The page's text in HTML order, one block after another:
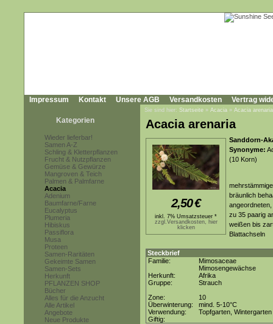
Impressum Kontakt Unsere AGB Versandkosten Vertrag
Kategorien
Wieder lieferbar!
Samen A-Z
Schling & Kletterpflanzen
Frucht & Nutzpflanzen
Gemüse & Gewürze
Mangroven & Teich
Palmen & Palmfarne
Acacia
Adenium
Baumfarne/Farne
Eucalyptus
Plumeria
Hibiskus
Passiflora
Musa
Proteen
Samen-Raritäten
Gekeimte Samen
Samen-Sets
Herkunft
PFLANZEN SHOP
Bücher
Alles für die Anzucht
Alle Artikel
Angebote
Neue Produkte
Sie sind hier: Startseite » Acacia » Acacia arenaria
Acacia arenaria
2,50€
inkl. 7% Umsatzsteuer *
zzgl.Versandkosten, hier
klicken
Sanddorn-
Synonyme:
(10 Korn)
bräunlich
zu 35 paarig
weißen bis
Blattachseln
Steckbrief
Familie:
Mimosaceae
Mimosengewächse
Herkunft:
Afrika
Gruppe:
Strauch
Zone:
10
Überwinterung:
mind. 5-10°C
Verwendung:
Topfgarten, Wintergarten
Giftig: